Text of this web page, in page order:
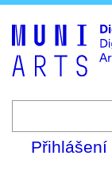
Přihlášení